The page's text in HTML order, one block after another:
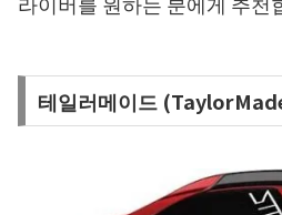
테일러메이드